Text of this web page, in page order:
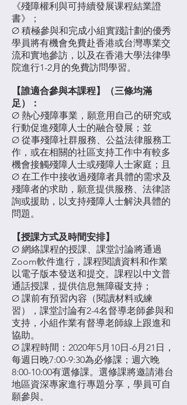
《殘障權利與可持續發展课程結業證
書》；
Ø 積極參與和完成小組實踐計劃的優秀
學員將有機會免費赴香港或台灣專業交
流和實地參訪，以及在香港大學法律學
院進行1-2月的免費訪問學習。
【誰適合參與本課程】（三條均滿
足）：
Ø 熱心殘障事業，願意用自己的研究或
行動促進殘障人士的融合發展；並
Ø 從事殘障社群服務、公益法律服務工
作，或在相關的社區支持工作中有較多
機會接觸殘障人士或殘障人士家庭；且
Ø 在工作中接收過殘障者具體的需求及
殘障者的求助，願意提供服務、法律諮
詢或援助，以支持殘障人士解決具體的
問題。
【授課方式及時間安排】
Ø 網絡課程的授課、課堂討論將通過
Zoom軟件進行，課程閱讀資料和作業
以電子版本發送和提交。課程以中文普
通話授課，提供信息無障礙支持；
Ø 課前有預習內容（閱讀材料或練
習），課堂討論有2-4名督導老師參與和
支持，小組作業有督導老師線上跟進和
協助。
Ø 課程時間：2020年5月10日-6月21日，
每週日晚7:00-9:30為必修課；週六晚
8:00-10:00有選修課。選修課將邀請港台
地區資深專家進行專題分享，學員可自
願參與。